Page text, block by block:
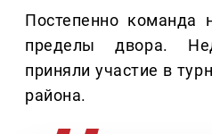
Постепенно команда
пределы двора.
приняли участие в
района.